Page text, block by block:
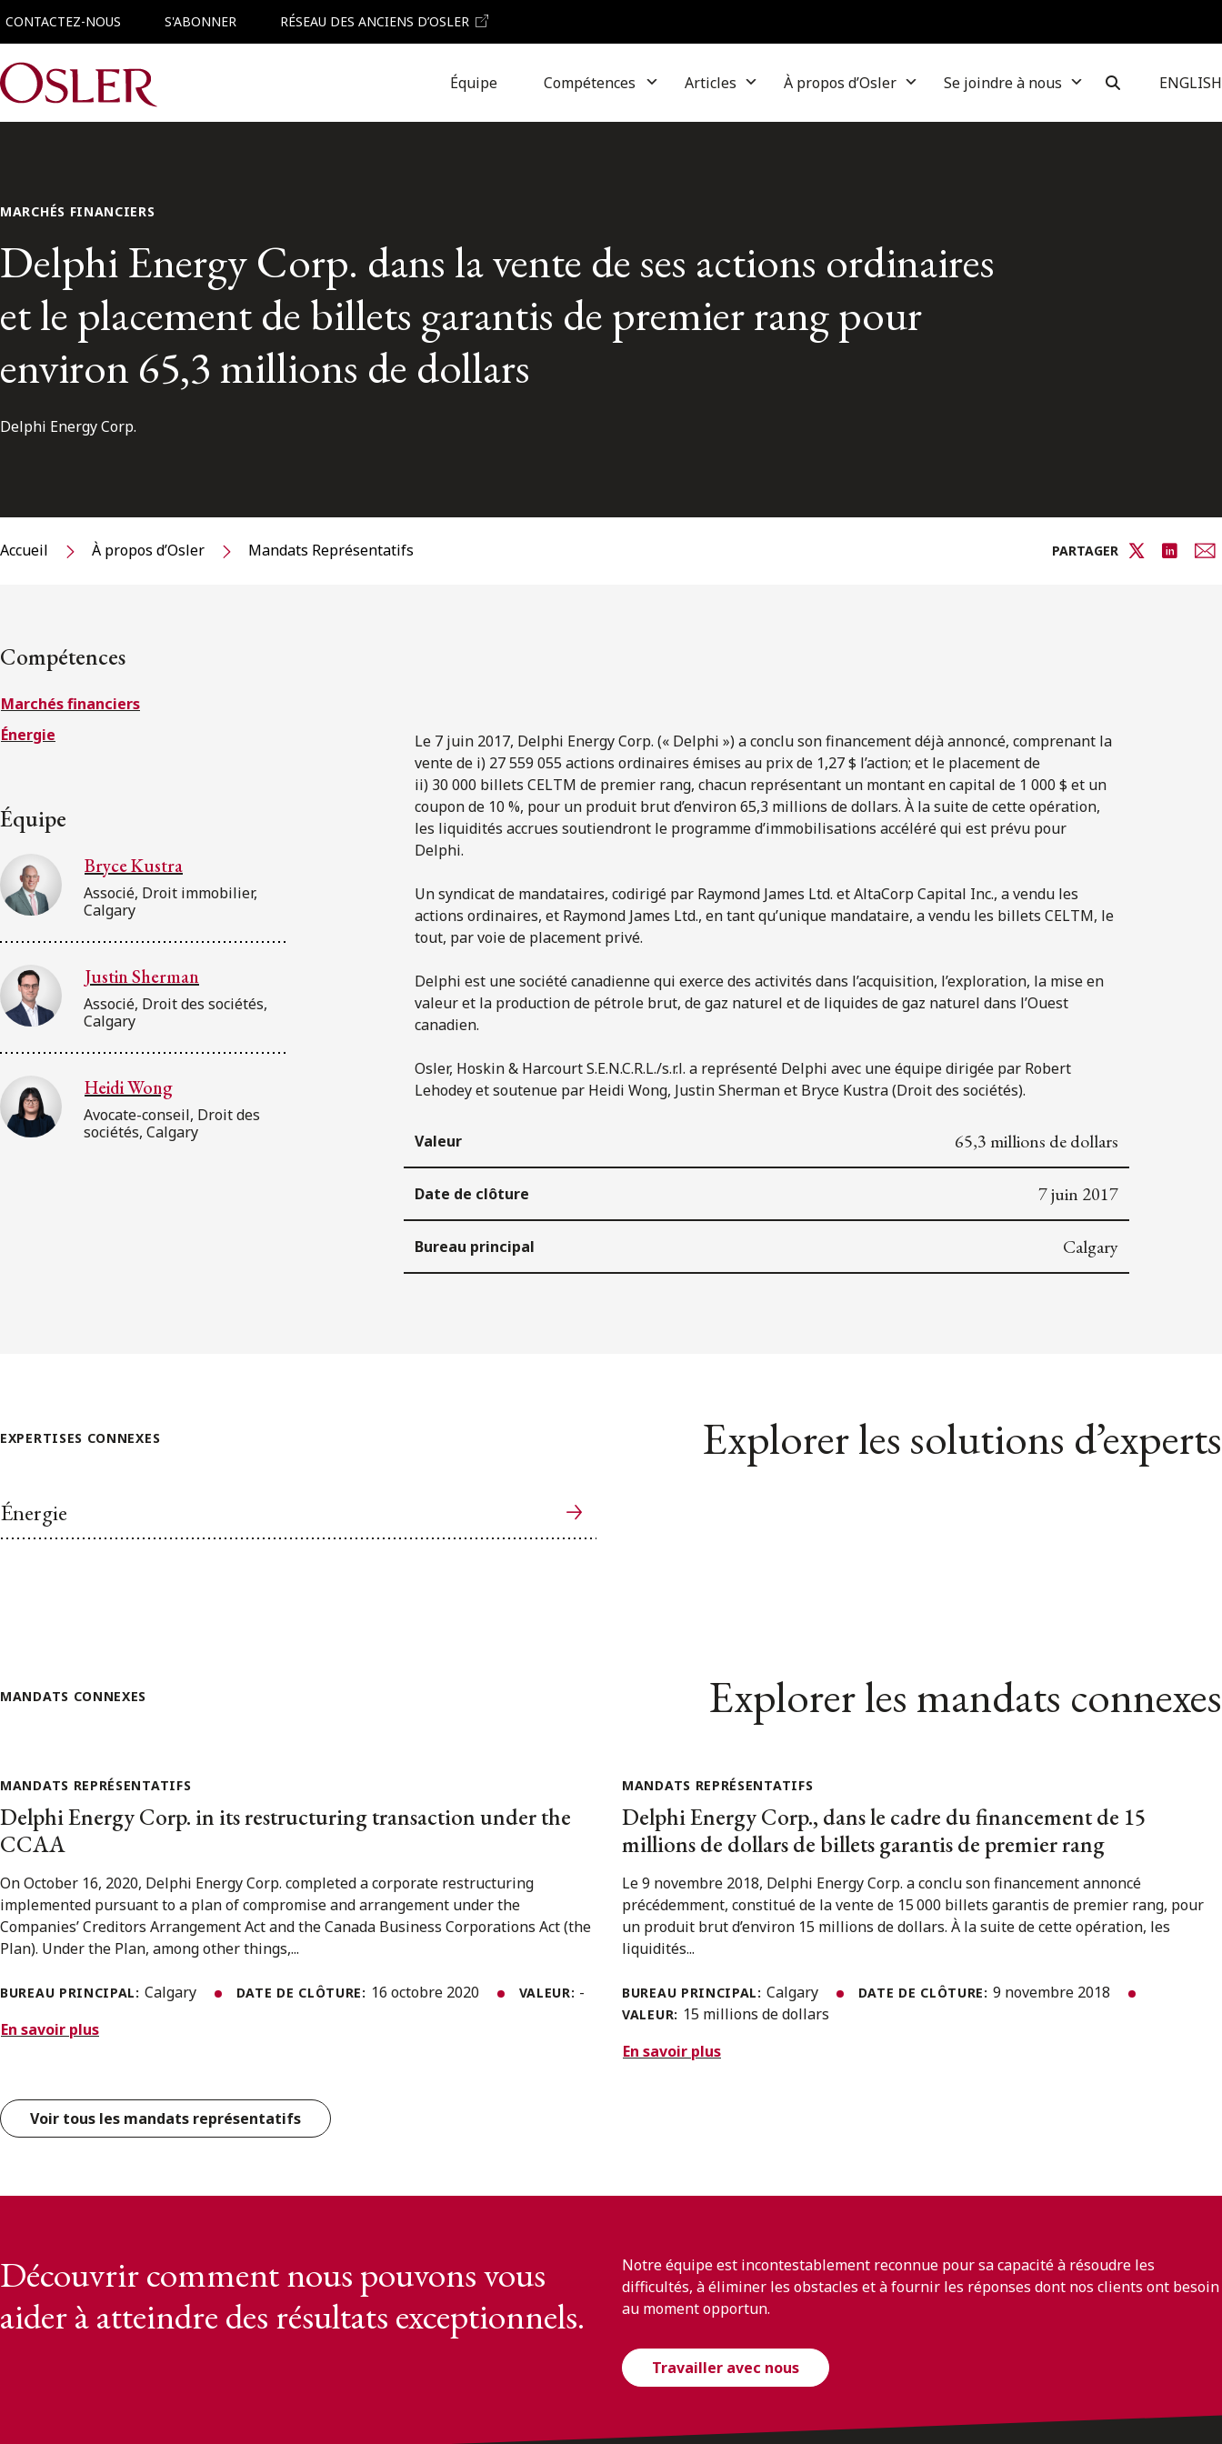
CONTACTEZ-NOUS S'ABONNER RÉSEAU DES ANCIENS D’OSLER
Main Navigation Équipe Compétences Articles À propos d’Osler Se joindre à nous ENGLISH
MARCHÉS FINANCIERS
Delphi Energy Corp. dans la vente de ses actions ordinaires
et le placement de billets garantis de premier rang pour
environ 65,3 millions de dollars
Delphi Energy Corp.
Accueil À propos d’Osler Mandats Représentatifs PARTAGER
Compétences
Marchés financiers
Énergie
Équipe
Bryce Kustra
Associé, Droit immobilier,
Calgary
Justin Sherman
Associé, Droit des sociétés,
Calgary
Heidi Wong
Avocate-conseil, Droit des
sociétés, Calgary
Le 7 juin 2017, Delphi Energy Corp. (« Delphi ») a conclu son financement déjà annoncé, comprenant la
vente de i) 27 559 055 actions ordinaires émises au prix de 1,27 $ l’action; et le placement de
ii) 30 000 billets CELTM de premier rang, chacun représentant un montant en capital de 1 000 $ et un
coupon de 10 %, pour un produit brut d’environ 65,3 millions de dollars. À la suite de cette opération,
les liquidités accrues soutiendront le programme d’immobilisations accéléré qui est prévu pour
Delphi.
Un syndicat de mandataires, codirigé par Raymond James Ltd. et AltaCorp Capital Inc., a vendu les
actions ordinaires, et Raymond James Ltd., en tant qu’unique mandataire, a vendu les billets CELTM, le
tout, par voie de placement privé.
Delphi est une société canadienne qui exerce des activités dans l’acquisition, l’exploration, la mise en
valeur et la production de pétrole brut, de gaz naturel et de liquides de gaz naturel dans l’Ouest
canadien.
Osler, Hoskin & Harcourt S.E.N.C.R.L./s.r.l. a représenté Delphi avec une équipe dirigée par Robert
Lehodey et soutenue par Heidi Wong, Justin Sherman et Bryce Kustra (Droit des sociétés).
Valeur 65,3 millions de dollars
Date de clôture 7 juin 2017
Bureau principal Calgary
EXPERTISES CONNEXES Explorer les solutions d’experts
Énergie
MANDATS CONNEXES Explorer les mandats connexes
MANDATS REPRÉSENTATIFS
Delphi Energy Corp. in its restructuring transaction under the
CCAA
On October 16, 2020, Delphi Energy Corp. completed a corporate restructuring
implemented pursuant to a plan of compromise and arrangement under the
Companies’ Creditors Arrangement Act and the Canada Business Corporations Act (the
Plan). Under the Plan, among other things,...
BUREAU PRINCIPAL: Calgary DATE DE CLÔTURE: 16 octobre 2020 VALEUR: -
En savoir plus
MANDATS REPRÉSENTATIFS
Delphi Energy Corp., dans le cadre du financement de 15
millions de dollars de billets garantis de premier rang
Le 9 novembre 2018, Delphi Energy Corp. a conclu son financement annoncé
précédemment, constitué de la vente de 15 000 billets garantis de premier rang, pour
un produit brut d’environ 15 millions de dollars. À la suite de cette opération, les
liquidités...
BUREAU PRINCIPAL: Calgary DATE DE CLÔTURE: 9 novembre 2018
VALEUR: 15 millions de dollars
En savoir plus
Voir tous les mandats représentatifs
Découvrir comment nous pouvons vous
aider à atteindre des résultats exceptionnels.
Notre équipe est incontestablement reconnue pour sa capacité à résoudre les
difficultés, à éliminer les obstacles et à fournir les réponses dont nos clients ont besoin
au moment opportun.
Travailler avec nous